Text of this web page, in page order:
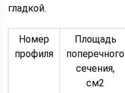
гладкой.
Номер
профиля
Площадь
поперечного
сечения,
см2